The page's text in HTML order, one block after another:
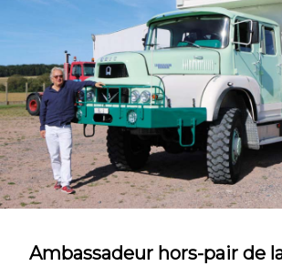
Ambassadeur hors-pair de